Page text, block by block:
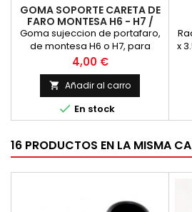
GOMA SOPORTE CARETA DE
FARO MONTESA H6 - H7 /
COTA
Goma sujeccion de portafaro,
de montesa H6 o H7, para
barra de horquilla de 35 mm.
(la medida estandar en estos
modelos que montan estas
gomas) Precio por unidad
Precio
4,00 €
 Añadir al carro
 En stock
x
16 PRODUCTOS EN LA MISMA